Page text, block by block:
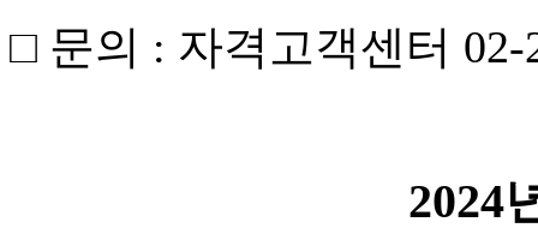
□ 문의 : 자격고객센터 02-
2024